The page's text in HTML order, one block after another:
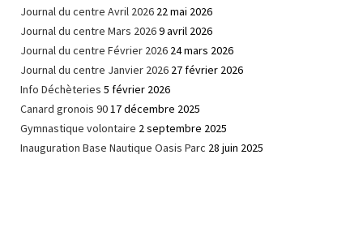
Journal du centre Avril 2026 22 mai 2026
Journal du centre Mars 20269 avril 2026
Journal du centre Février 2026 24 mars 2026
Journal du centre Janvier 2026 27 février 2026
Info Déchèteries 5 février 2026
Canard gronois 9017 décembre 2025
Gymnastique volontaire 2 septembre 2025
Inauguration Base Nautique Oasis Parc 28 juin 2025